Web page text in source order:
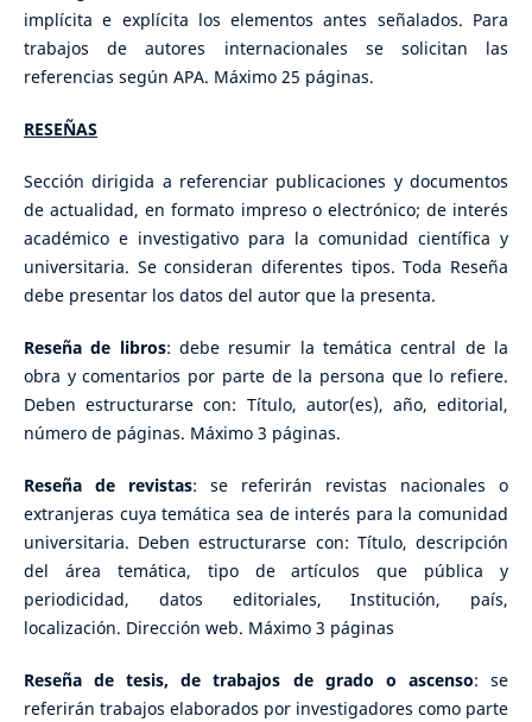
implícita e explícita los elementos antes señalados. Para
trabajos de autores internacionales se solicitan las
referencias según APA. Máximo 25 páginas.
RESEÑAS
Sección dirigida a referenciar publicaciones y documentos
de actualidad, en formato impreso o electrónico; de interés
académico e investigativo para la comunidad científica y
universitaria. Se consideran diferentes tipos. Toda Reseña
debe presentar los datos del autor que la presenta.
Reseña de libros: debe resumir la temática central de la
obra y comentarios por parte de la persona que lo refiere.
Deben estructurarse con: Título, autor(es), año, editorial,
número de páginas. Máximo 3 páginas.
Reseña de revistas: se referirán revistas nacionales o
extranjeras cuya temática sea de interés para la comunidad
universitaria. Deben estructurarse con: Título, descripción
del área temática, tipo de artículos que pública y
periodicidad, datos editoriales, Institución, país,
localización. Dirección web. Máximo 3 páginas
Reseña de tesis, de trabajos de grado o ascenso: se
referirán trabajos elaborados por investigadores como parte